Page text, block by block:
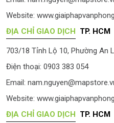
Website:
ĐỊA CHỈ GIAO DỊCH TP. HCM
703/18 Tỉnh Lộ 10, Phường An
Điện thoại: 0903 383 054
Email:
Website:
ĐỊA CHỈ GIAO DỊCH TP. HCM